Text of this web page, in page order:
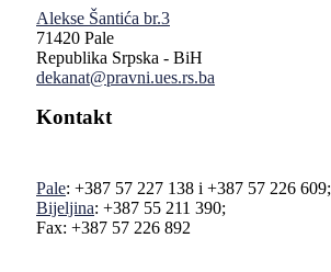
Alekse Šantića br.3
71420 Pale
Republika Srpska - BiH
dekanat@pravni.ues.rs.ba
Kontakt
Pale: +387 57 227 138 i +387 57 226 609;
Bijeljina: +387 55 211 390;
Fax: +387 57 226 892